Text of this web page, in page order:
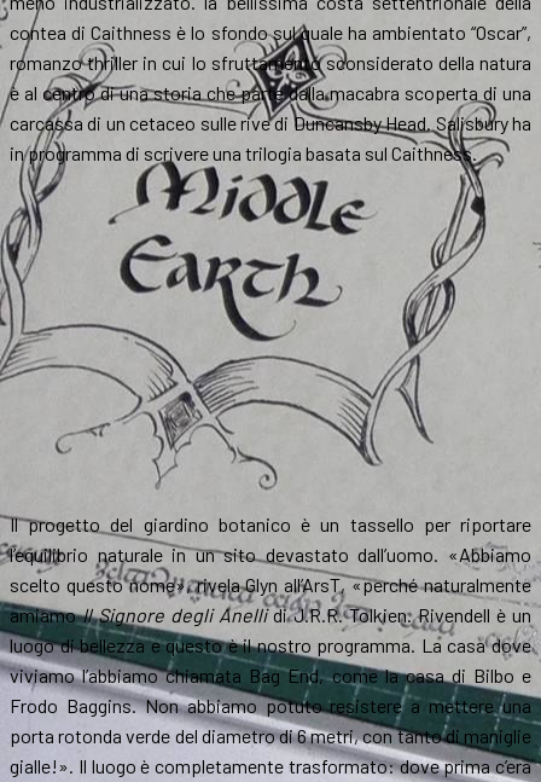
contea di Caithness è lo sfondo sul quale ha ambientato “Oscar”,
romanzo thriller in cui lo sfruttamento sconsiderato della natura
è al centro di una storia che parte dalla macabra scoperta di una
carcassa di un cetaceo sulle rive di Duncansby Head. Salisbury ha
in programma di scrivere una trilogia basata sul Caithness.
Il progetto del giardino botanico è un tassello per riportare
l’equilibrio naturale in un sito devastato dall’uomo. «Abbiamo
scelto questo nome», rivela Glyn all’ArsT, «perché naturalmente
amiamoIl Signore degli Anellidi J.R.R. Tolkien. Rivendell è un
luogo di bellezza e questo è il nostro programma. La casa dove
viviamo l’abbiamo chiamata Bag End, come la casa di Bilbo e
Frodo Baggins. Non abbiamo potuto resistere a mettere una
porta rotonda verde del diametro di 6 metri, con tanto di maniglie
gialle!». Il luogo è completamente trasformato: dove prima c’era